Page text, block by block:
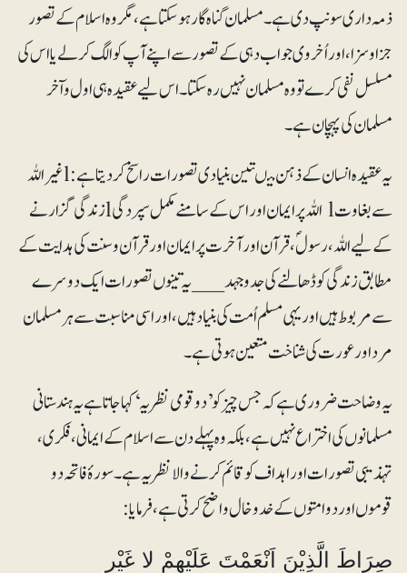
ذمہ داری سونپ دی ہے۔ مسلمان گناہ گار ہو سکتا ہے، مگر وہ اسلام کے تصور
جزا و سزا، اور اُخروی جواب دہی کے تصور سے اپنے آپ کو الگ کرلے یا اس کی
مسلسل نفی کرے تو وہ مسلمان نہیں رہ سکتا۔ اس لیے عقیدہ ہی اول وا ٓخر
مسلمان کی پہچان ہے۔
یہ عقیدہ انسان کے ذہن میںتین بنیادی تصورات راسخ کر دیتا ہے: lغیر اللہ
سے بغاوتl اللہ پر ایمان اور اس کے سامنے مکمل سپردگیlزندگی گزارنے
کے لیے اللہ، رسولؐ، قرآن اور آخرت پر ایمان اور قرآن و سنت کی ہدایت کے
مطابق زندگی کو ڈھالنے کی جدوجہد ___ یہ تینوں تصورات ایک دوسرے
سے مربوط ہیں اور یہی مسلم اُمت کی بنیاد ہیں، اور اسی مناسبت سے ہر مسلمان
مرد اور عورت کی شناخت متعین ہوتی ہے۔
یہ وضاحت ضروری ہے کہ جس چیز کو ’دو قومی نظریہ‘ کہا جاتا ہے یہ ہندستانی
مسلمانوں کی اختراع نہیں ہے، بلکہ وہ پہلے دن سے اسلام کے ایمانی، فکری،
تہذیبی تصورات اور اہداف کو قائم کرنے والا نظریہ ہے۔ سورۂ فاتحہ دو
قوموں اور دوامتوں کے خدوخال واضح کرتی ہے، فرمایا:
صِرَاطَ الَّذِیْنَ اَنْعَمْتَ عَلَیْھِمْ لا غَیْرِ